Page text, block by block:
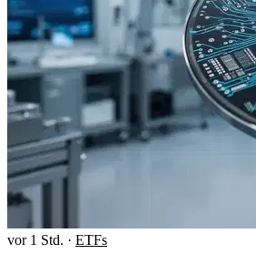
vor 1 Std. · ETFs